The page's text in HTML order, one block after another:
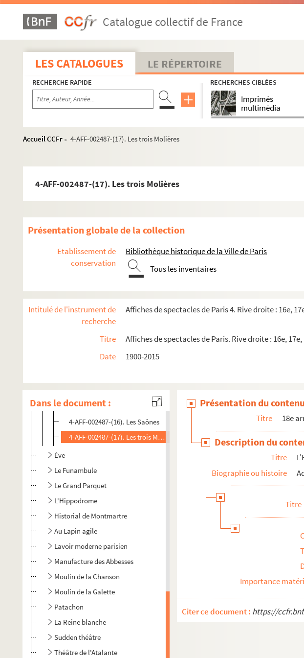
Catalogue collectif de France
LES CATALOGUES LE RÉPERTOIRE
RECHERCHE RAPIDE RECHERCHES CIBLÉES
Imprimés
multimédia
Accueil CCFr > 4-AFF-002487-(17). Les trois Molières
4-AFF-002487-(17). Les trois Molières
Présentation globale de la collection
Etablissement de
conservation
Bibliothèque historique de la Ville de Paris
Tous les inventaires
Intitulé de l'instrument de
recherche
Affiches de spectacles de Paris 4. Rive droite : 16e,
Titre
Affiches de spectacles de Paris. Rive droite : 16e,
Date
1900-2015
Dans le document :
La Boule noire
Chapiteau Romanès
La Cigale
Ciné 13 Théâtre. Ciné-Théâtre du Moulin de la Galette
Cirque Médrano
Cour du Maroc
Dix-Huit Théâtre
Elysée-Montmartre
4-AFF-002487-(03). Le babil des classes dangereuses
4-AFF-002487-(05). Mouvements d'été
4-AFF-002487-(06). Faits d'hiver. Danses d'Auteurs
4-AFF-002487-(08). J'ai la mémoire qui chante
4-AFF-002487-(09). Journée de noces chez les Cromagnons
4-AFF-002487-(11). Landru et fantaisies
4-AFF-002487-(12). La maman et la putain
4-AFF-002487-(14). Peepshow dans les Alpes
4-AFF-002487-(15). La reine écartelée
4-AFF-002487-(16). Les Saônes
4-AFF-002487-(17). Les trois Molières
Ève
Le Funambule
Le Grand Parquet
L'Hippodrome
Historial de Montmartre
Au Lapin agile
Lavoir moderne parisien
Manufacture des Abbesses
Moulin de la Chanson
Moulin de la Galette
Patachon
La Reine blanche
Sudden théâtre
Théâtre de l'Atalante
Présentation du contenu
Titre 18e
Description du
Titre
Biographie ou histoire
Titre
Importance
Citer ce document : https://